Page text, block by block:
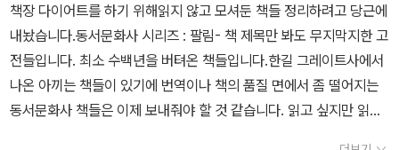
책장 다이어트를 하기 위해읽지 않고 모셔둔 책들 정리하려고 당근에
내놨습니다.동서문화사 시리즈 : 팔림- 책 제목만 봐도 무지막지한 고
전들입니다. 최소 수백년을 버텨온 책들입니다.한길 그레이트사에서
나온 아끼는 책들이 있기에 번역이나 책의 품질 면에서 좀 떨어지는
동서문화사 책들은 이제 보내줘야 할 것 같습니다. 읽고 싶지만 읽지